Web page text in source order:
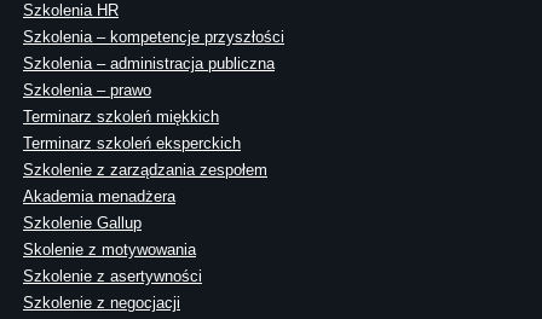
Szkolenia HR
Szkolenia – kompetencje przyszłości
Szkolenia – administracja publiczna
Szkolenia – prawo
Terminarz szkoleń miękkich
Terminarz szkoleń eksperckich
Szkolenie z zarządzania zespołem
Akademia menadżera
Szkolenie Gallup
Skolenie z motywowania
Szkolenie z asertywności
Szkolenie z negocjacji